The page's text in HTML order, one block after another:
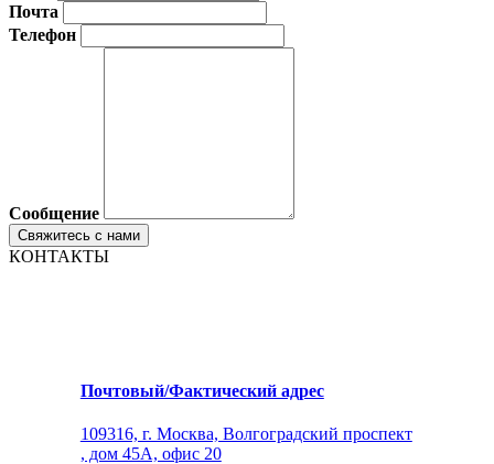
Почта
Телефон
Сообщение
КОНТАКТЫ
Почтовый/Фактический адрес
109316, г. Москва, Волгоградский проспект
, дом 45А, офис 20